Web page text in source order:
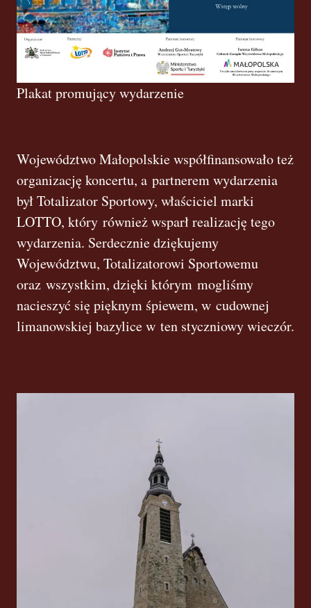
Plakat promujący wydarzenie
Województwo Małopolskie współfinansowało też
organizację koncertu, a partnerem wydarzenia
był Totalizator Sportowy, właściciel marki
LOTTO, który również wsparł realizację tego
wydarzenia. Serdecznie dziękujemy
Województwu, Totalizatorowi Sportowemu
oraz wszystkim, dzięki którym mogliśmy
nacieszyć się pięknym śpiewem, w cudownej
limanowskiej bazylice w ten styczniowy wieczór.